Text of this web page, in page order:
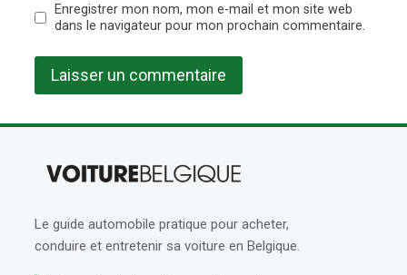
Enregistrer mon nom, mon e-mail et mon site web
dans le navigateur pour mon prochain commentaire.
Le guide automobile pratique pour acheter,
conduire et entretenir sa voiture en Belgique.